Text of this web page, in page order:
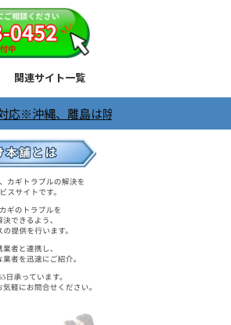
関連サイト一覧
島は除く ＼24時間365日受付中／